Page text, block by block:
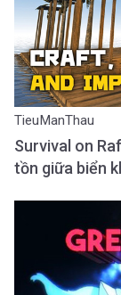
TieuManThau
Survival on
tồn giữa biển